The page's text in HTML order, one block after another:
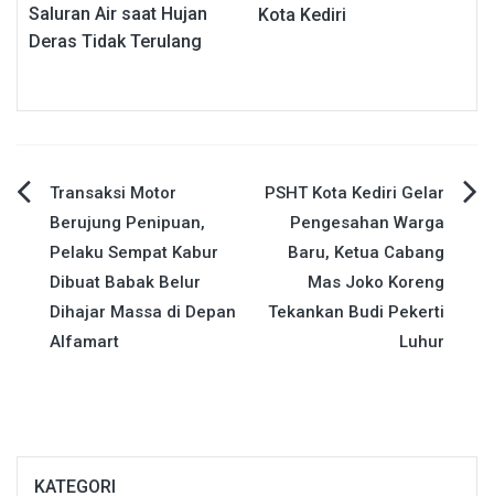
Saluran Air saat Hujan
Deras Tidak Terulang
Kota Kediri
Navigasi
pos
Transaksi Motor
Berujung Penipuan,
Pelaku Sempat Kabur
Dibuat Babak Belur
Dihajar Massa di Depan
Alfamart
PSHT Kota Kediri Gelar
Pengesahan Warga
Baru, Ketua Cabang
Mas Joko Koreng
Tekankan Budi Pekerti
Luhur
KATEGORI